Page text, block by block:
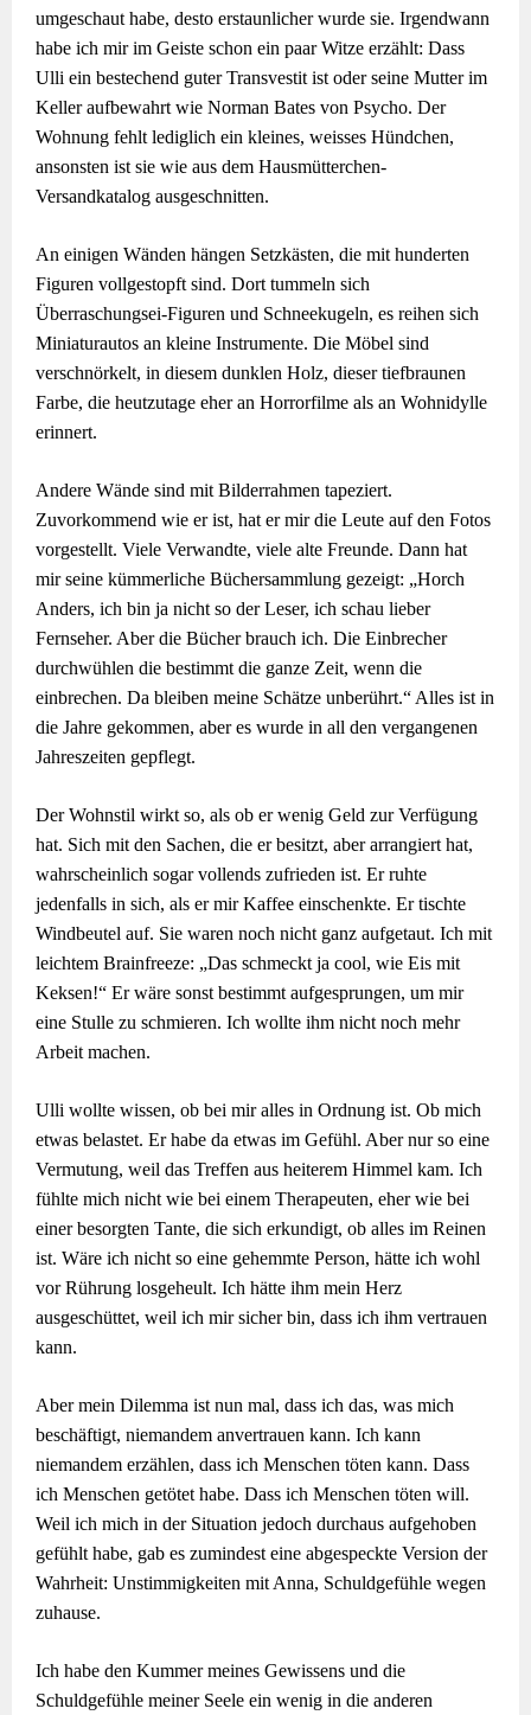
umgeschaut habe, desto erstaunlicher wurde sie. Irgendwann
habe ich mir im Geiste schon ein paar Witze erzählt: Dass
Ulli ein bestechend guter Transvestit ist oder seine Mutter im
Keller aufbewahrt wie Norman Bates von Psycho. Der
Wohnung fehlt lediglich ein kleines, weisses Hündchen,
ansonsten ist sie wie aus dem Hausmütterchen-
Versandkatalog ausgeschnitten.
An einigen Wänden hängen Setzkästen, die mit hunderten
Figuren vollgestopft sind. Dort tummeln sich
Überraschungsei-Figuren und Schneekugeln, es reihen sich
Miniaturautos an kleine Instrumente. Die Möbel sind
verschnörkelt, in diesem dunklen Holz, dieser tiefbraunen
Farbe, die heutzutage eher an Horrorfilme als an Wohnidylle
erinnert.
Andere Wände sind mit Bilderrahmen tapeziert.
Zuvorkommend wie er ist, hat er mir die Leute auf den Fotos
vorgestellt. Viele Verwandte, viele alte Freunde. Dann hat
mir seine kümmerliche Büchersammlung gezeigt: „Horch
Anders, ich bin ja nicht so der Leser, ich schau lieber
Fernseher. Aber die Bücher brauch ich. Die Einbrecher
durchwühlen die bestimmt die ganze Zeit, wenn die
einbrechen. Da bleiben meine Schätze unberührt.“ Alles ist in
die Jahre gekommen, aber es wurde in all den vergangenen
Jahreszeiten gepflegt.
Der Wohnstil wirkt so, als ob er wenig Geld zur Verfügung
hat. Sich mit den Sachen, die er besitzt, aber arrangiert hat,
wahrscheinlich sogar vollends zufrieden ist. Er ruhte
jedenfalls in sich, als er mir Kaffee einschenkte. Er tischte
Windbeutel auf. Sie waren noch nicht ganz aufgetaut. Ich mit
leichtem Brainfreeze: „Das schmeckt ja cool, wie Eis mit
Keksen!“ Er wäre sonst bestimmt aufgesprungen, um mir
eine Stulle zu schmieren. Ich wollte ihm nicht noch mehr
Arbeit machen.
Ulli wollte wissen, ob bei mir alles in Ordnung ist. Ob mich
etwas belastet. Er habe da etwas im Gefühl. Aber nur so eine
Vermutung, weil das Treffen aus heiterem Himmel kam. Ich
fühlte mich nicht wie bei einem Therapeuten, eher wie bei
einer besorgten Tante, die sich erkundigt, ob alles im Reinen
ist. Wäre ich nicht so eine gehemmte Person, hätte ich wohl
vor Rührung losgeheult. Ich hätte ihm mein Herz
ausgeschüttet, weil ich mir sicher bin, dass ich ihm vertrauen
kann.
Aber mein Dilemma ist nun mal, dass ich das, was mich
beschäftigt, niemandem anvertrauen kann. Ich kann
niemandem erzählen, dass ich Menschen töten kann. Dass
ich Menschen getötet habe. Dass ich Menschen töten will.
Weil ich mich in der Situation jedoch durchaus aufgehoben
gefühlt habe, gab es zumindest eine abgespeckte Version der
Wahrheit: Unstimmigkeiten mit Anna, Schuldgefühle wegen
zuhause.
Ich habe den Kummer meines Gewissens und die
Schuldgefühle meiner Seele ein wenig in die anderen